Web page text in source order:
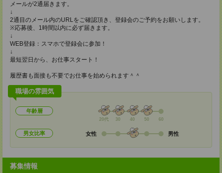
メールが2通届きます。
↓
2通目のメール内のURLをご確認頂き、登録会のご予約をお願いします。
※応募後、1時間以内に必ず届きます。
↓
WEB登録：スマホで登録会に参加！
↓
最短翌日から、お仕事スタート！
履歴書も面接も不要でお仕事を始められます＾＾
職場の雰囲気
年齢層
20代 30 40 50 60
男女比率 女性 男性
募集情報